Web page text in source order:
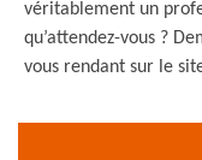
véritablement un
qu’attendez-vous ?
vous rendant sur le